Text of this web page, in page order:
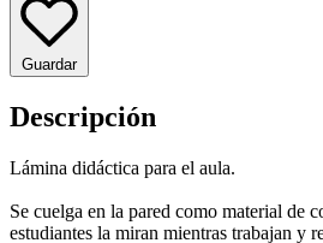
Guardar
Descripción
Lámina didáctica para el aula.
Se cuelga en la pared como material de
estudiantes la miran mientras trabajan y